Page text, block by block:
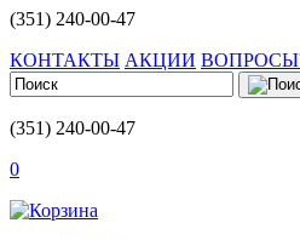
(351) 240-00-47
КОНТАКТЫ АКЦИИ
(351) 240-00-47
0